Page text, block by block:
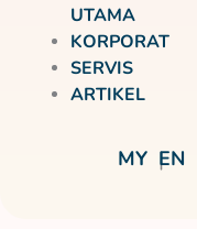
UTAMA
KORPORAT
SERVIS
ARTIKEL
MY EN